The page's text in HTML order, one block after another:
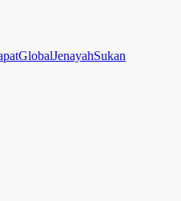
GlobalJenayahSukan